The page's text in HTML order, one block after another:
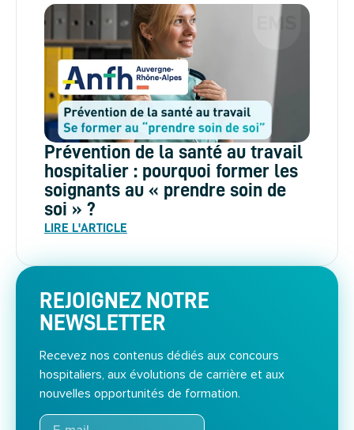
Prévention de la santé au travail
hospitalier : pourquoi former les
soignants au « prendre soin de
soi » ?
LIRE L'ARTICLE
REJOIGNEZ NOTRE
NEWSLETTER
Recevez nos contenus dédiés aux concours
hospitaliers, aux évolutions de carrière et aux
nouvelles opportunités de formation.